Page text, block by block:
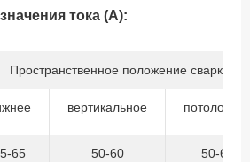
тока (А):
Пространственное положение сварки
вертикальное
65 50-60 50-60